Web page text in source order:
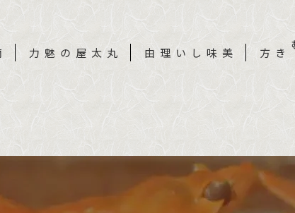
丸太屋の魅力 美味しい理由 蟹のむき方